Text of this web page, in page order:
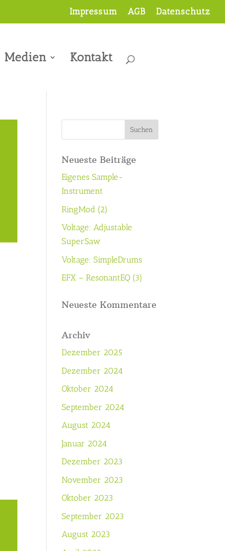
Impressum AGB Datenschutz
Medien Kontakt
Neueste Beiträge
Eigenes Sample-
Instrument
RingMod (2)
Voltage: Adjustable
SuperSaw
Voltage: SimpleDrums
EFX – ResonantEQ (3)
Neueste Kommentare
Archiv
Dezember 2025
Dezember 2024
Oktober 2024
September 2024
August 2024
Januar 2024
Dezember 2023
November 2023
Oktober 2023
September 2023
August 2023